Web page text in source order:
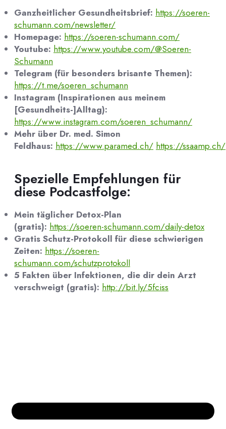
Ganzheitlicher Gesundheitsbrief: https://soeren-
schumann.com/newsletter/
Homepage: https://soeren-schumann.com/
Youtube: https://www.youtube.com/@Soeren-
Schumann
Telegram (für besonders brisante Themen):
https://t.me/soeren_schumann
Instagram (Inspirationen aus meinem
[Gesundheits-]Alltag):
https://www.instagram.com/soeren_schumann/
Mehr über Dr. med. Simon
Feldhaus: https://www.paramed.ch/ https://ssaamp.ch/
Spezielle Empfehlungen für
diese Podcastfolge:
Mein täglicher Detox-Plan
(gratis): https://soeren-schumann.com/daily-detox
Gratis Schutz-Protokoll für diese schwierigen
Zeiten: https://soeren-
schumann.com/schutzprotokoll
5 Fakten über Infektionen, die dir dein Arzt
verschweigt (gratis): http://bit.ly/5fciss